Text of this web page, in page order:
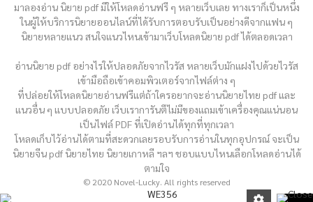
มาลองอ่าน นิยาย pdf มีให้โหลดอ่านฟรี ๆ หลายเว็บเลย ทางเราก็เป็นหนึ่ง
ในผู้ให้บริการนิยายออนไลน์ที่ได้รับการตอบรับเป็นอย่างดีจากแฟน ๆ
นิยายหลายแนว สนใจแนวไหนเข้ามาเว็บโหลดนิยาย pdf ได้ตลอดเวลา
อ่านนิยาย pdf อย่างไรให้ปลอดภัยจากไวรัส หลายเว็บมักแฝงไปด้วยไวรัส
เข้ามือถือเข้าคอมพิวเตอร์จากไฟล์ต่าง ๆ
ที่ปล่อยให้โหลดนิยายอ่านฟรีแต่ถ้าใครอยากจะอ่านนิยายไทย pdf และ
แนวอื่น ๆ แบบปลอดภัย เว็บเราการันตีไม่มีของแถมเข้าเครื่องคุณแน่นอน
เป็นไฟล์ PDF ที่เปิดอ่านได้ทุกที่ทุกเวลา
โหลดเก็บไว้อ่านได้ตามที่สะดวกเลยรอบรับการอ่านในทุกอุปกรณ์ จะเป็น
นิยายจีน pdf นิยายไทย นิยายเกาหลี ฯลฯ ชอบแบบไหนเลือกโหลดอ่านได้
ตามใจ
© 2020 Novel-Lucky. All rights reserved